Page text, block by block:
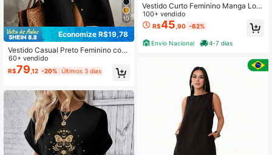
10
Economize R$19,78
Vestido Casual Preto Feminino com
Botões na Frente, Comprimento até
o Joelho, Manga Curta, Tecido de
Malha Elegante para Verão, do Trab
60+ vendido
R$79 ,12 -20% Últimos 3 dias
Vestido Curto Feminino Manga Lon
ga Gola Alta Suedine Elegante e Ca
sual
100+ vendido
R$45 ,90 -62%
Envio Nacional 4-7 dias